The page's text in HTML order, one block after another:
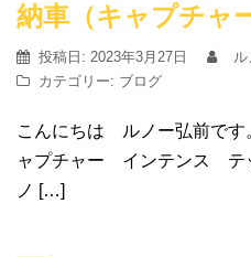
納車（キャプチャ
投稿日: 2023年3月27日
カテゴリー: ブログ
こんにちは ルノー弘前で
ャプチャー インテンス テ
ノ […]